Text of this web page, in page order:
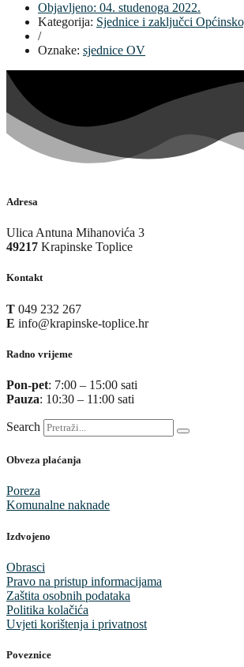
Objavljeno: 04. studenoga 2022.
Kategorija: Sjednice i zaključci
/
Oznake: sjednice OV
Adresa
Ulica Antuna Mihanovića 3
49217 Krapinske Toplice
Kontakt
T 049 232 267
E info@krapinske-toplice.hr
Radno vrijeme
Pon-pet: 7:00 – 15:00 sati
Pauza: 10:30 – 11:00 sati
Search
Obveza plaćanja
Poreza
Komunalne naknade
Izdvojeno
Obrasci
Pravo na pristup informacijama
Zaštita osobnih podataka
Politika kolačića
Uvjeti korištenja i privatnost
Poveznice